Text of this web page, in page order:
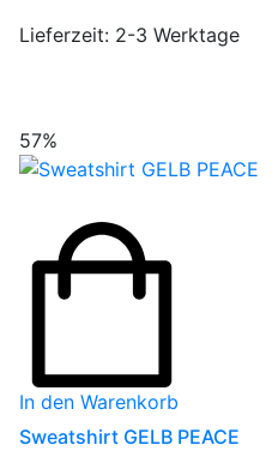
Lieferzeit: 2-3 Werktage
57%
In den Warenkorb
Sweatshirt GELB PEACE